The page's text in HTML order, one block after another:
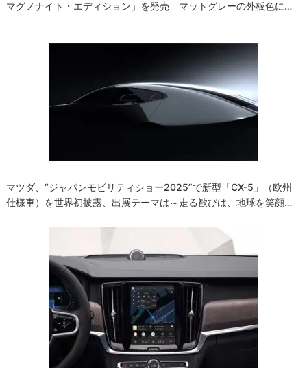
マグノナイト・エディション」を発売 マットグレーの外板色に…
マツダ、“ジャパンモビリティショー2025”で新型「CX-5」（欧州
仕様車）を世界初披露、出展テーマは～走る歓びは、地球を笑顔…